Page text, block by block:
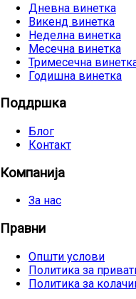
Дневна винетка
Викенд винетка
Неделна винетка
Месечна винетка
Тримесечна
Годишна винетка
Поддршка
Блог
Контакт
Компанија
За нас
Правни
Општи услови
Политика за
Политика за